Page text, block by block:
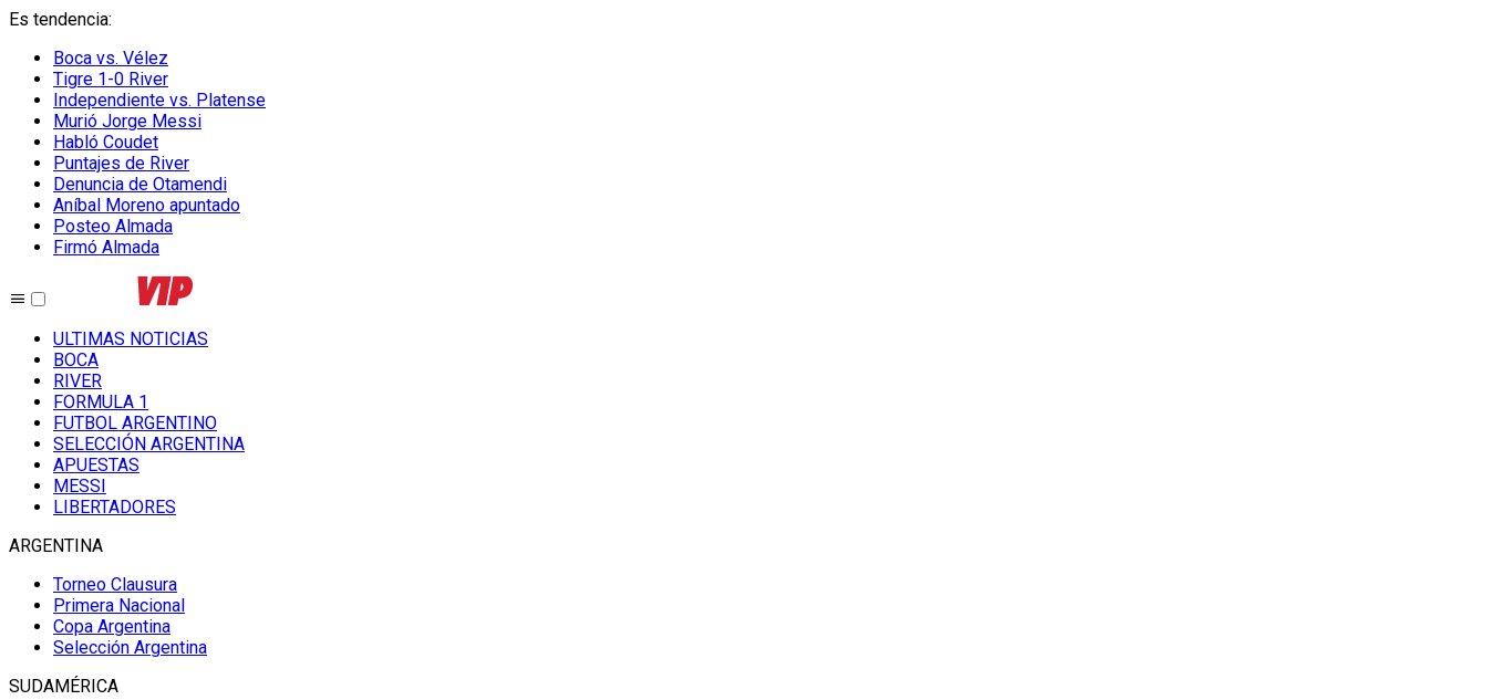
Es tendencia:
Boca vs. Vélez
Tigre 1-0 River
Independiente vs. Platense
Murió Jorge Messi
Habló Coudet
Puntajes de River
Denuncia de Otamendi
Aníbal Moreno apuntado
Posteo Almada
Firmó Almada
ULTIMAS NOTICIAS
BOCA
RIVER
FORMULA 1
FUTBOL ARGENTINO
SELECCIÓN ARGENTINA
APUESTAS
MESSI
LIBERTADORES
ARGENTINA
Torneo Clausura
Primera Nacional
Copa Argentina
Selección Argentina
SUDAMÉRICA